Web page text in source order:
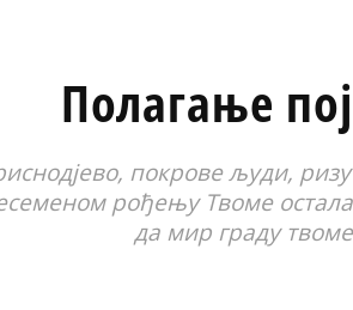
Полагање
покрове људи,
рођењу Твоме
да мир граду